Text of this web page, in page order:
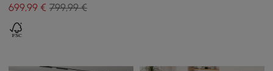
699,99 € 799,99 €